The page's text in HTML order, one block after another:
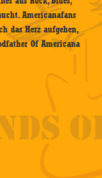
Americanafans
das Herz aufgehen,
Of Americana